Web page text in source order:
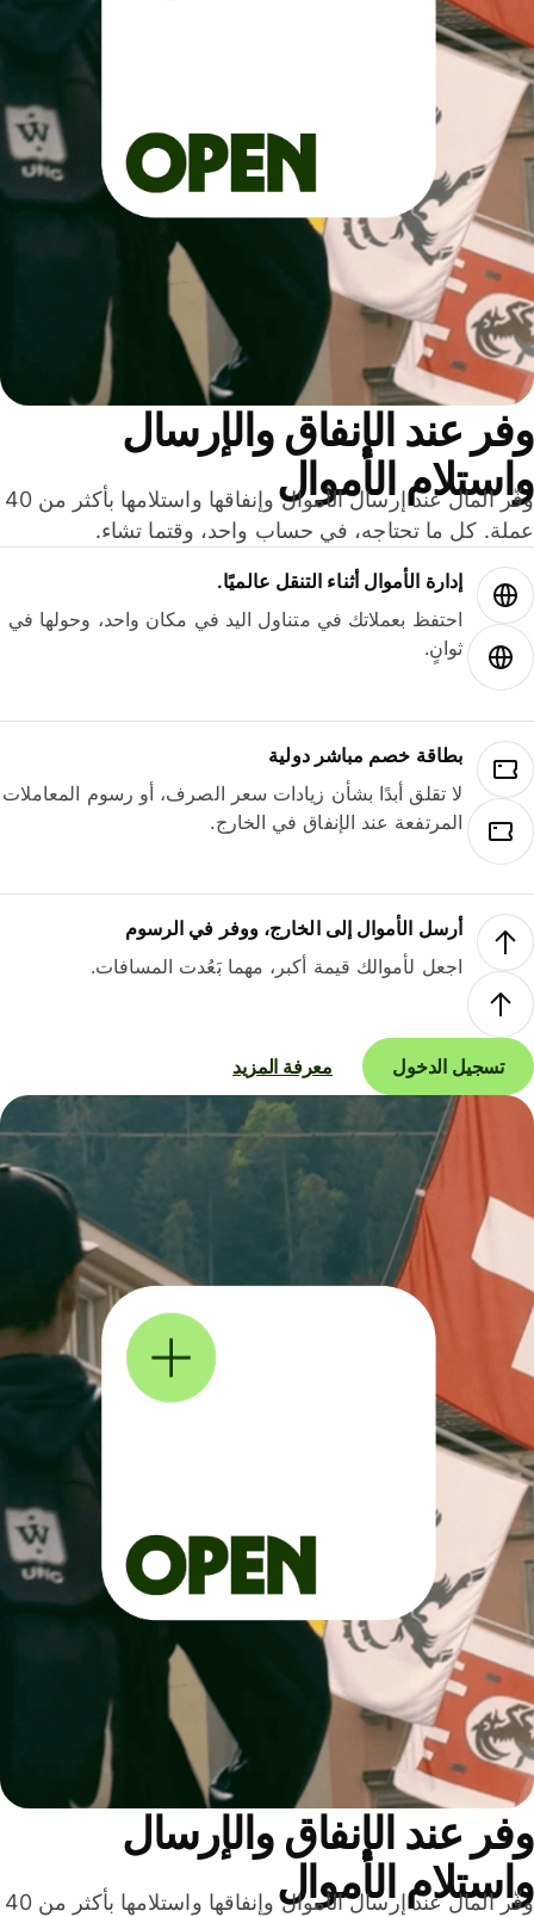
عند الإنفاق والإرسال
الأموال
وفّر المال عند إرسال الأموال وإنفاقها واستلامها بأكثر من 40
كل ما تحتاجه، في حساب واحد، وقتما تشاء.
إدارة الأموال أثناء التنقل عالميًا.
احتفظ بعملاتك في متناول اليد في مكان واحد، وحولها في
ثوانٍ.
بطاقة خصم مباشر دولية
لا تقلق أبدًا بشأن زيادات سعر الصرف، أو رسوم المعاملات
المرتفعة عند الإنفاق في الخارج.
أرسل الأموال إلى الخارج، ووفر في الرسوم
اجعل لأموالك قيمة أكبر، مهما بَعُدت المسافات.
تسجيل الدخول معرفة المزيد
عند الإنفاق والإرسال
الأموال
وفّر المال عند إرسال الأموال وإنفاقها واستلامها بأكثر من 40